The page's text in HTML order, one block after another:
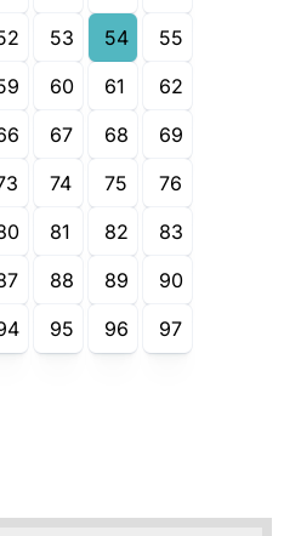
53 54
55
60 61
62
67 68
69
74 75
76
81 82
83
88 89
90
95 96
97